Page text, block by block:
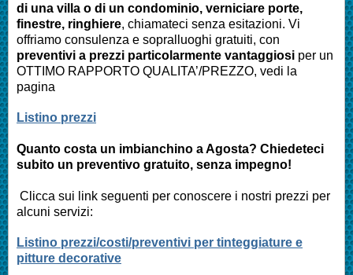
di una villa o di un condominio, verniciare porte,
finestre, ringhiere, chiamateci senza esitazioni. Vi
offriamo consulenza e sopralluoghi gratuiti, con
preventivi a prezzi particolarmente vantaggiosi per un
OTTIMO RAPPORTO QUALITA’/PREZZO, vedi la
pagina
Listino prezzi
Quanto costa un imbianchino aAgosta? Chiedeteci
subito un preventivo gratuito, senza impegno!
Clicca sui link seguenti per conoscere i nostri prezzi per
alcuni servizi:
Listino prezzi/costi/preventivi per tinteggiature e
pitture decorative